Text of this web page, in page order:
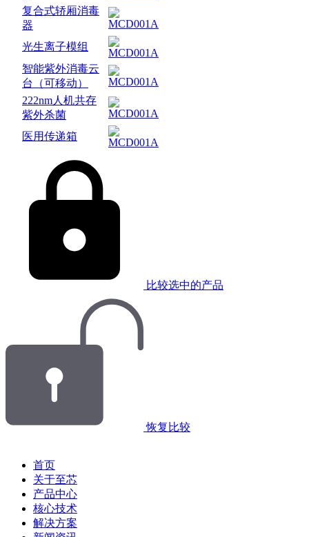
复合式轿厢消毒
器
光生离子模组
智能紫外消毒云
台（可移动）
222nm人机共存
紫外杀菌
医用传递箱
比较选中的产品
恢复比较
首页
关于至芯
产品中心
核心技术
解决方案